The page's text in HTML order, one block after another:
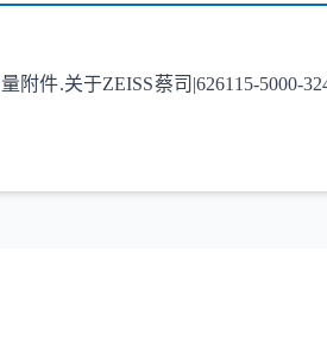
.关于ZEISS蔡司|626115-5000-